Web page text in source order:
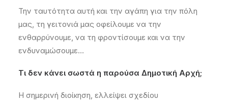
Την ταυτότητα αυτή και την αγάπη για την πόλη
μας, τη γειτονιά μας οφείλουμε να την
ενθαρρύνουμε, να τη φροντίσουμε και να την
ενδυναμώσουμε…
Τιδεν κάνει σωστά η παρούσα Δημοτική Αρχή;
Η σημερινή διοίκηση, ελλείψει σχεδίου